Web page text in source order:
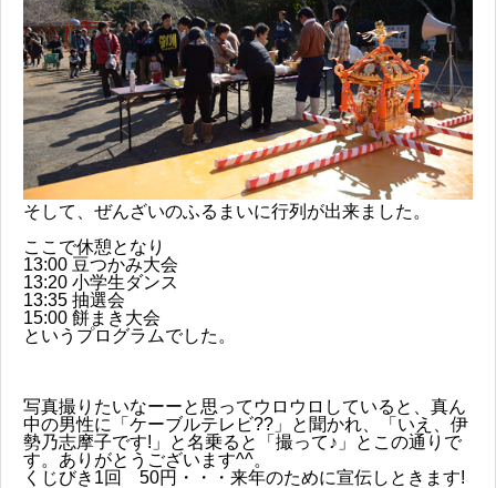
そして、ぜんざいのふるまいに行列が出来ました。
ここで休憩となり
13:00 豆つかみ大会
13:20 小学生ダンス
13:35 抽選会
15:00 餅まき大会
というプログラムでした。
写真撮りたいなーーと思ってウロウロしていると、真ん
中の男性に「ケーブルテレビ??」と聞かれ、「いえ、伊
勢乃志摩子です!」と名乗ると「撮って♪」とこの通りで
す。ありがとうございます^^。
くじびき1回 50円・・・来年のために宣伝しときます!